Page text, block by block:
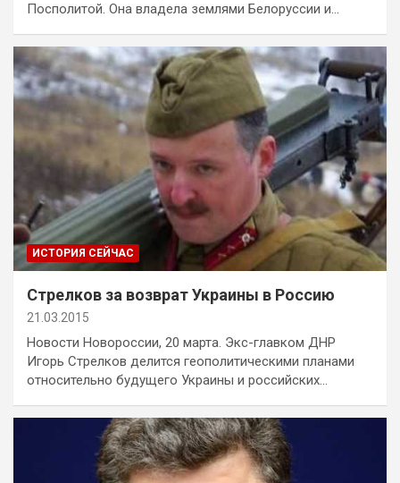
Посполитой. Она владела землями Белоруссии и…
ИСТОРИЯ СЕЙЧАС
Стрелков за возврат Украины в Россию
21.03.2015
Новости Новороссии, 20 марта. Экс-главком ДНР
Игорь Стрелков делится геополитическими планами
относительно будущего Украины и российских…